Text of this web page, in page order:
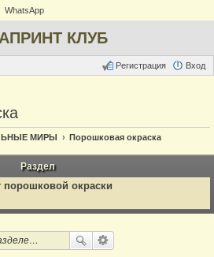
WhatsApp
КЛУБ
Вход
Регистрация
МИРЫ Порошковая окраска
Раздел
порошковой окраски